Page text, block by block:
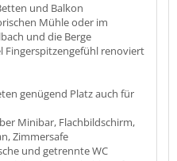
und Balkon
Mühle oder im
und die Berge
Fingerspitzengefühl renoviert
genügend Platz auch für
Minibar, Flachbildschirm,
Zimmersafe
und getrennte WC